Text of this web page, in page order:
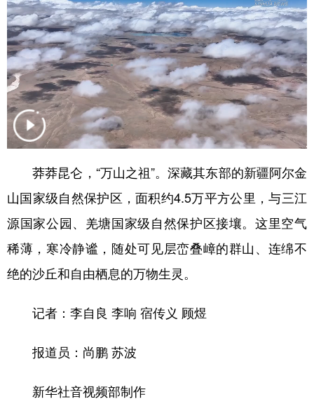
人事频道 融媒体联播 廉政频道 新华视角看新疆
地方频道
北京 天津 河北 山西
辽宁 吉林 上海 江苏
广东 广西 海南 重庆
四川 贵州 云南 西藏
陕西 甘肃 青海
新疆 内蒙古 黑龙江
多语种频道
English Español
莽莽昆仑，“万山之祖”。深藏其东部的新疆阿尔金
山国家级自然保护区，面积约4.5万平方公里，与三江
源国家公园、羌塘国家级自然保护区接壤。这里空气
稀薄，寒冷静谧，随处可见层峦叠嶂的群山、连绵不
绝的沙丘和自由栖息的万物生灵。
记者：李自良 李响 宿传义 顾煜
报道员：尚鹏 苏波
新华社音视频部制作